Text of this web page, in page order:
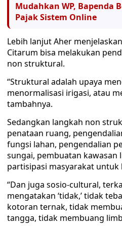
Mudahkan WP, Bapenda
Pajak Sistem Online
Lebih lanjut Aher
Citarum bisa melakukan
non struktural.
“Struktural adalah upaya
menormalisasi irigasi, atau
tambahnya.
Sedangkan langkah non
penataan ruang,
fungsi lahan, pengendalian
sungai, pembuatan
partisipasi masyarakat untuk
“Dan juga sosio-cultural,
mengatakan ‘tidak,’ tidak
kotoran ternak, tidak
tangga, tidak membuang